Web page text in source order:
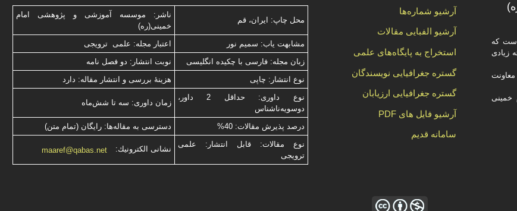
محل چاپ: ایران، قم
ناشر: موسسه آموزشی و پژوهشی امام
خمینی(ره)
مشابهت ياب: سميم نور
اعتبار مجله: علمی ترویجی
زبان مجله: فارسی با چكیده انگلیسی
نوبت انتشار: دو فصل نامه
نوع انتشار: چاپی
هزینۀ بررسی و انتشار مقاله: دارد
نوع داوری: حداقل 2 داور،
دوسویه‌ناشناس
زمان داوری: سه تا شش‌ماه
درصد پذیرش مقالات: 40%
دسترسی به مقاله‌ها: رایگان (تمام متن)
نوع مقالات: قابل انتشار: علمی
ترویجی
نشانی الكترونیك: maaref@qabas.net
آرشیو شماره‌ها
آرشیو الفبایی مقالات
استخراج به پایگاه‌های علمی
گستره جغرافیایی نویسندگان
گستره جغرافیایی ارزیابان
آرشیو فایل های PDF
سامانه قدیم
که
زیادی
خمینی